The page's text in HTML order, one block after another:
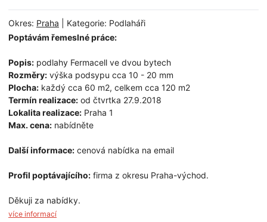
Okres: Praha | Kategorie: Podlaháři
Poptávám řemeslné práce:
Popis: podlahy Fermacell ve dvou bytech
Rozměry: výška podsypu cca 10 - 20 mm
Plocha: každý cca 60 m2, celkem cca 120 m2
Termín realizace: od čtvrtka 27.9.2018
Lokalita realizace: Praha 1
Max. cena: nabídněte
Další informace: cenová nabídka na email
Profil poptávajícího: firma z okresu Praha-východ.
Děkuji za nabídky.
více informací